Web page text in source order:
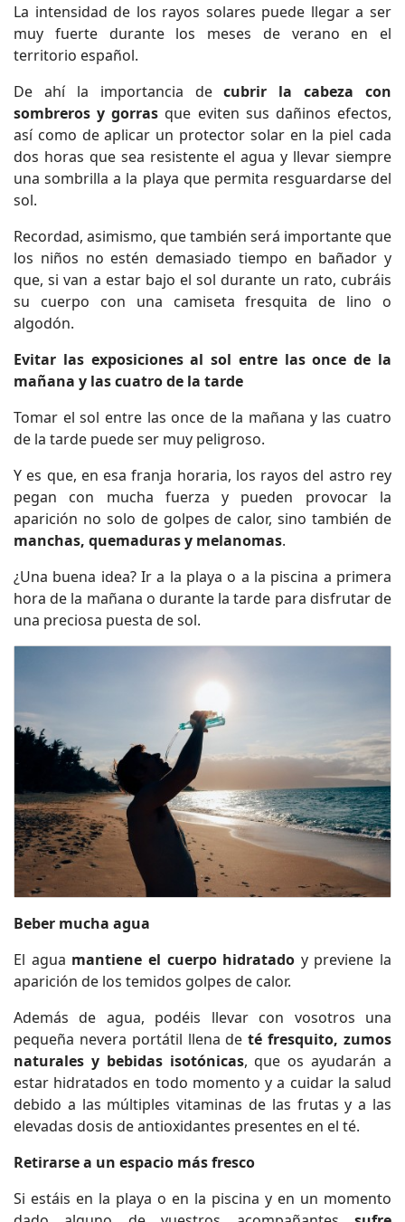
La intensidad de los rayos solares puede llegar a ser
muy fuerte durante los meses de verano en el
territorio español.
De ahí la importancia decubrir la cabeza con
sombreros y gorras que eviten sus dañinos efectos,
así como de aplicar un protector solar en la piel cada
dos horas que sea resistente el agua y llevar siempre
una sombrilla a la playa que permita resguardarse del
sol.
Recordad, asimismo, que también será importante que
los niños no estén demasiado tiempo en bañador y
que, si van a estar bajo el sol durante un rato, cubráis
su cuerpo con una camiseta fresquita de lino o
algodón.
Evitar las exposiciones al sol entre las once de la
mañana y las cuatro de la tarde
Tomar el sol entre las once de la mañana y las cuatro
de la tarde puede ser muy peligroso.
Y es que, en esa franja horaria, los rayos del astro rey
pegan con mucha fuerza y pueden provocar la
aparición no solo de golpes de calor, sino también de
manchas, quemaduras y melanomas.
¿Una buena idea? Ir a la playa o a la piscina a primera
hora de la mañana o durante la tarde para disfrutar de
una preciosa puesta de sol.
Beber mucha agua
El agua mantiene el cuerpo hidratado y previene la
aparición de los temidos golpes de calor.
Además de agua, podéis llevar con vosotros una
pequeña nevera portátil llena deté fresquito, zumos
naturales y bebidas isotónicas, que os ayudarán a
estar hidratados en todo momento y a cuidar la salud
debido a las múltiples vitaminas de las frutas y a las
elevadas dosis de antioxidantes presentes en el té.
Retirarse a un espacio más fresco
Si estáis en la playa o en la piscina y en un momento